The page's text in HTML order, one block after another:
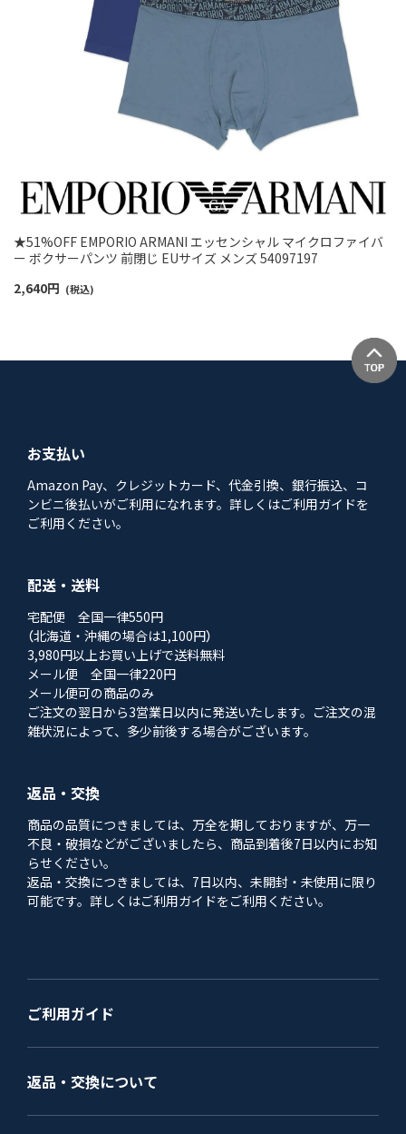
★51%OFF EMPORIO ARMANI エッセンシャル マイクロファイバ
ー ボクサーパンツ 前閉じ EUサイズ メンズ 54097197
2,640円 (税込)
お支払い
Amazon Pay、クレジットカード、代金引換、銀行振込、コ
ンビニ後払いがご利用になれます。詳しくはご利用ガイドを
ご利用ください。
配送・送料
宅配便 全国一律550円
（北海道・沖縄の場合は1,100円）
3,980円以上お買い上げで送料無料
メール便 全国一律220円
メール便可の商品のみ
ご注文の翌日から3営業日以内に発送いたします。ご注文の混
雑状況によって、多少前後する場合がございます。
返品・交換
商品の品質につきましては、万全を期しておりますが、万一
不良・破損などがございましたら、商品到着後7日以内にお知
らせください。
返品・交換につきましては、7日以内、未開封・未使用に限り
可能です。詳しくはご利用ガイドをご利用ください。
ご利用ガイド
返品・交換について